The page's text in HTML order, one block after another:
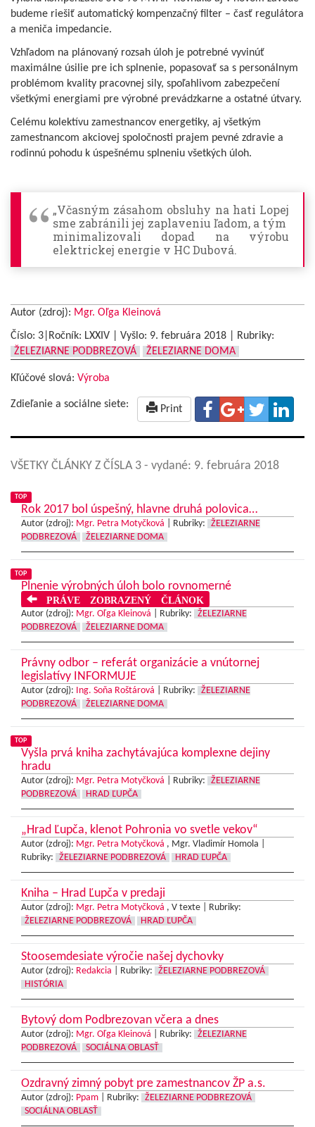
budeme riešiť automatický kompenzačný filter – časť regulátora
a meniča impedancie.
Vzhľadom na plánovaný rozsah úloh je potrebné vyvinúť
maximálne úsilie pre ich splnenie, popasovať sa s personálnym
problémom kvality pracovnej sily, spoľahlivom zabezpečení
všetkými energiami pre výrobné prevádzkarne a ostatné útvary.
Celému kolektívu zamestnancov energetiky, aj všetkým
zamestnancom akciovej spoločnosti prajem pevné zdravie a
rodinnú pohodu k úspešnému splneniu všetkých úloh.
„Včasným zásahom obsluhy na hati Lopej
sme zabránili jej zaplaveniu ľadom, a tým
minimalizovali dopad na výrobu
elektrickej energie v HC Dubová.
Autor (zdroj): Mgr. Oľga Kleinová
Číslo: 3|Ročník: LXXIV | Vyšlo: 9. februára 2018
Rubriky:
ŽELEZIARNE PODBREZOVÁ
ŽELEZIARNE DOMA
Kľúčové slová: Výroba
Zdieľanie a sociálne siete: Print
VŠETKY ČLÁNKY Z ČÍSLA 3 - vydané: 9. februára 2018
TOP
Rok 2017 bol úspešný, hlavne druhá polovica…
Autor (zdroj): Mgr. Petra Motyčková Rubriky:
ŽELEZIARNE
PODBREZOVÁ
ŽELEZIARNE DOMA
TOP
Plnenie výrobných úloh bolo rovnomerné
PRÁVE ZOBRAZENÝ ČLÁNOK
Autor (zdroj): Mgr. Oľga Kleinová Rubriky:
ŽELEZIARNE
PODBREZOVÁ
ŽELEZIARNE DOMA
Právny odbor – referát organizácie a vnútornej
legislatívy INFORMUJE
Autor (zdroj): Ing. Soňa Roštárová Rubriky:
ŽELEZIARNE
PODBREZOVÁ
ŽELEZIARNE DOMA
TOP
Vyšla prvá kniha zachytávajúca komplexne dejiny
hradu
Autor (zdroj): Mgr. Petra Motyčková Rubriky:
ŽELEZIARNE
PODBREZOVÁ
HRAD ĽUPČA
„Hrad Ľupča, klenot Pohronia vo svetle vekov“
Autor (zdroj): Mgr. Petra Motyčková , Mgr. Vladimír Homola |
Rubriky:
ŽELEZIARNE PODBREZOVÁ HRAD ĽUPČA
Kniha – Hrad Ľupča v predaji
Autor (zdroj): Mgr. Petra Motyčková , V texte |
Rubriky:
ŽELEZIARNE PODBREZOVÁ
HRAD ĽUPČA
Stoosemdesiate výročie našej dychovky
Autor (zdroj): Redakcia Rubriky:
ŽELEZIARNE PODBREZOVÁ
HISTÓRIA
Bytový dom Podbrezovan včera a dnes
Autor (zdroj): Mgr. Oľga Kleinová Rubriky:
ŽELEZIARNE
PODBREZOVÁ
SOCIÁLNA OBLASŤ
Ozdravný zimný pobyt pre zamestnancov ŽP a.s.
Autor (zdroj): Ppam Rubriky:
ŽELEZIARNE PODBREZOVÁ
SOCIÁLNA OBLASŤ